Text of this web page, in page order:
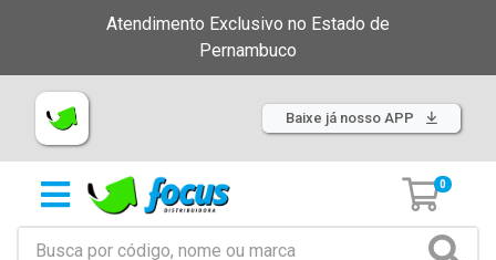
Atendimento Exclusivo no Estado de
Pernambuco
Baixe já nosso APP
0